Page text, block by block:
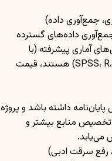
جمع‌آوری داده)
داده‌های گسترده
آماری پیشرفته (با
نرم‌افزارهایی نظیر SPSS، R، EViews، Amos، PLS) هستند، قیمت
داشته باشد و پروژه
منابع بیشتر و
می‌یابد.
سرقت ادبی)